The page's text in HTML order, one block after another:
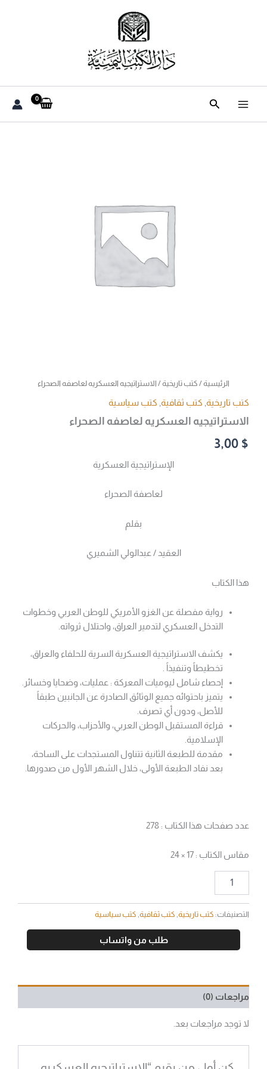
البحث
الرئيسية/ كتب تاريخية/ الاستراتيجيه العسكريه لعاصفه الصحراء
كتب تاريخية كتب ثقافية كتب سياسية
الاستراتيجيه العسكريه لعاصفه الصحراء
3,00 $
الإستراتيجية العسكرية
لعاصفة الصحراء
بقلم
العقيد / عبدالولي الشميري
هذا الكتاب
رواية مفصلة عن الغزو الأمريكي للوطن العربي وخطوات
التدخل العسكري لتدمير العراق، واحتلال ثرواته.
يكشف الاستراتيجية العسكرية السرية للحلفاء والعراق،
تخطيطاً وتنفيذاً .
إحصاء شامل ليوميات المعركة : عمليات، وضحايا وخسائر.
يتميز باحتوائه جميع الوثائق الصادرة عن الجانبين طبقاً
للأصل، ودون أي تصرف.
قراءة المستقبل الوطن العربي، والأحزاب، والحركات
الإسلامية.
مقدمة للطبعة الثانية تتناول المستجدات على الساحة،
بعد نفاد الطبعة الأولى، خلال الشهر الأول من صدورها.
عدد صفحات هذا الكتاب : 278
مقاس الكتاب : 17 × 24
التصنيفات: كتب تاريخية, كتب ثقافية, كتب سياسية
طلب من واتساب
مراجعات (0)
لا توجد مراجعات بعد.